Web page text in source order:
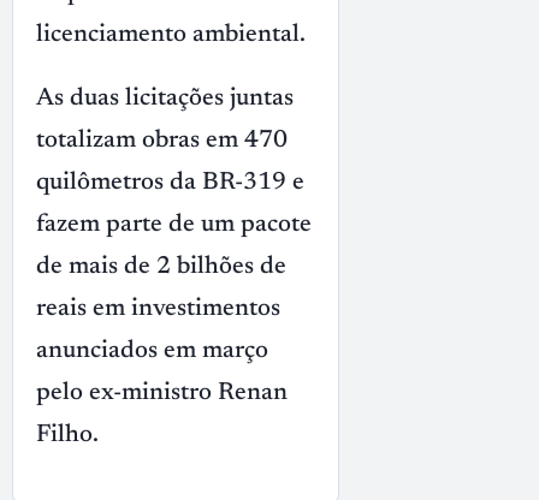
licenciamento ambiental.
As duas licitações juntas
totalizam obras em 470
quilômetros da BR-319 e
fazem parte de um pacote
de mais de 2 bilhões de
reais em investimentos
anunciados em março
pelo ex-ministro Renan
Filho.